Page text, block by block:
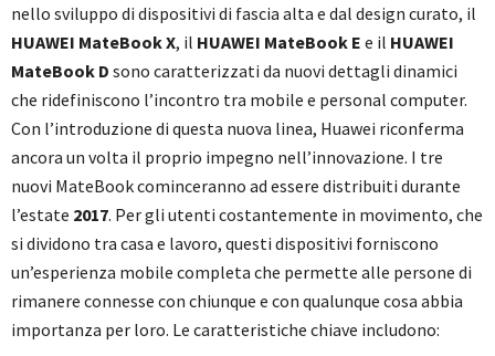
nello sviluppo di dispositivi di fascia alta e dal design curato, il
HUAWEI MateBook X, il HUAWEI MateBook E e il HUAWEI
MateBook D sono caratterizzati da nuovi dettagli dinamici
che ridefiniscono l’incontro tra mobile e personal computer.
Con l’introduzione di questa nuova linea, Huawei riconferma
ancora un volta il proprio impegno nell’innovazione. I tre
nuovi MateBook cominceranno ad essere distribuiti durante
l’estate 2017. Per gli utenti costantemente in movimento, che
si dividono tra casa e lavoro, questi dispositivi forniscono
un’esperienza mobile completa che permette alle persone di
rimanere connesse con chiunque e con qualunque cosa abbia
importanza per loro. Le caratteristiche chiave includono: